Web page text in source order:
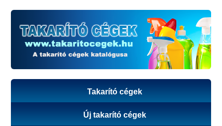
Takarító cégek
Új takarító cégek